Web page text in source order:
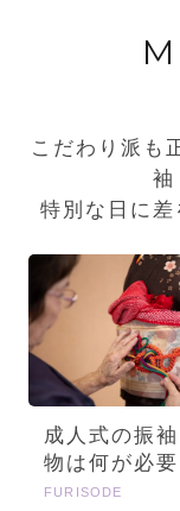
こだわり派も
袖
特別な日に差
成人式の振
物は何が必要
像とセットで
FURISODE